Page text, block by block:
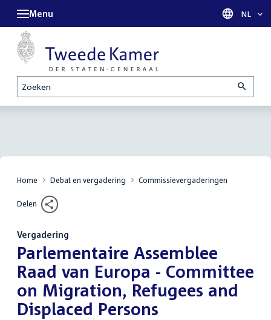
Zoeken
Menu Taal
NL
Home Debat en vergadering Commissievergaderingen
Delen
Vergadering
:Parlementaire Assemblee
Raad van Europa - Committee
on Migration, Refugees and
Displaced Persons